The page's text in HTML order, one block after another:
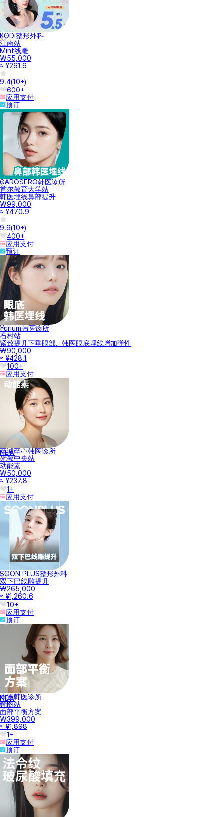
KODI整形外科
江南站
Mint线雕
₩55,000
≈ ¥261.6
9.4(10+)
600+
应用支付
预订
GAROSERO韩医诊所
首尔教育大学站
韩医埋线鼻部提升
₩99,000
≈ ¥470.9
9.9(10+)
400+
应用支付
预订
Yurium韩医诊所
石村站
紧致提升下垂眼部，韩医眼底埋线增加弹性
₩90,000
≈ ¥428.1
100+
应用支付
NEW
至诚至心韩医诊所
光教中央站
动能素
₩50,000
≈ ¥237.8
1+
应用支付
SOON PLUS整形外科
双下巴线雕提升
₩265,000
≈ ¥1,260.6
10+
应用支付
预订
NEW
本正韩医诊所
钟阁站
面部平衡方案
₩399,000
≈ ¥1,898
1+
应用支付
预订